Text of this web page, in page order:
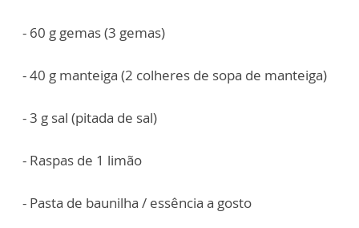
- 60 g gemas (3 gemas)
- 40 g manteiga (2 colheres de sopa de manteiga)
- 3 g sal (pitada de sal)
- Raspas de 1 limão
- Pasta de baunilha / essência a gosto